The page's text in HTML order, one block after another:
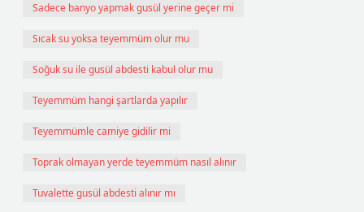
Sadece banyo yapmak gusül yerine geçer mi
Sıcak su yoksa teyemmüm olur mu
Soğuk su ile gusül abdesti kabul olur mu
Teyemmüm hangi şartlarda yapılır
Teyemmümle camiye gidilir mi
Toprak olmayan yerde teyemmüm nasıl alınır
Tuvalette gusül abdesti alınır mı